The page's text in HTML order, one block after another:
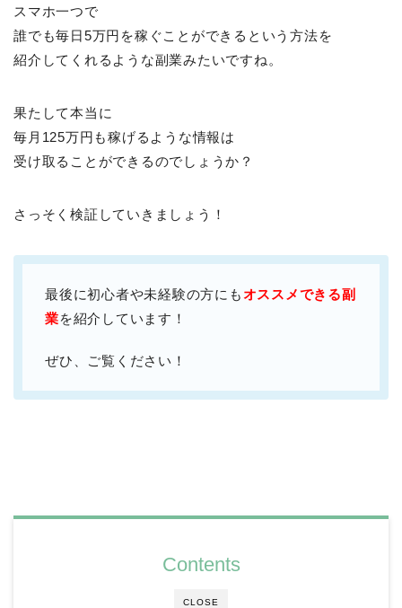
スマホ一つで
誰でも毎日5万円を稼ぐことができるという方法を
紹介してくれるような副業みたいですね。
果たして本当に
毎月125万円も稼げるような情報は
受け取ることができるのでしょうか？
さっそく検証していきましょう！
最後に初心者や未経験の方にもオススメできる副
業を紹介しています！
ぜひ、ご覧ください！
CLOSE
Contents